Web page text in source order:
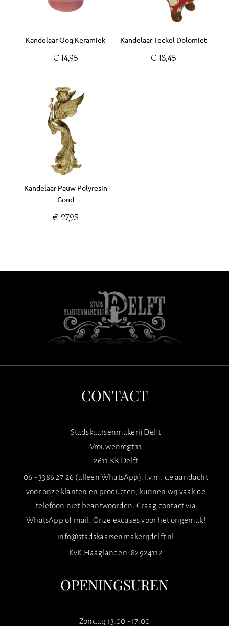
Kandelaar Oog Keramiek
€ 14,95
Kandelaar Teckel Dolomiet
€ 18,45
Kandelaar Pauw Polyresin
Goud
€ 27,95
CONTACT
Stadskaarsenmakerij Delft
Vrouwenregt 11
2611 KK Delft
06 - 3386 27 26 (alleen WhatsApp). I.v.m. de aandacht
voor onze klanten en producten, kunnen wij vaak de
telefoon niet beantwoorden. Graag contact via
WhatsApp of mail. Onze excuses voor het ongemak!
info@stadskaarsenmakerijdelft.nl
KvK Haaglanden: 82924112
OPENINGSUREN
Zondag 13.00 - 17.00